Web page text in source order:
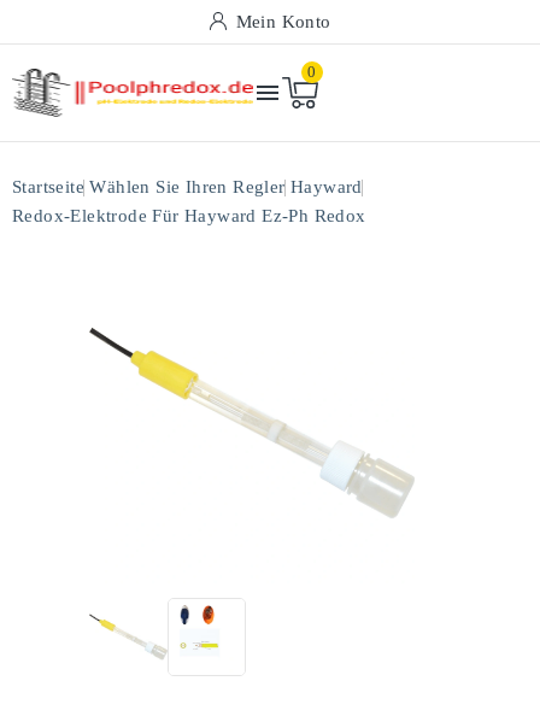
Mein Konto

0
Startseite Wählen Sie Ihren Regler Hayward
Redox-Elektrode Für Hayward Ez-Ph Redox